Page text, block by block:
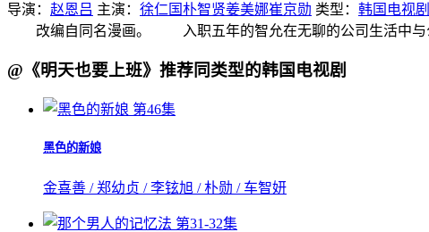
导演： 赵恩吕 主演： 徐仁国朴智贤姜美娜崔京勋 类型： 韩国电视剧
改编自同名漫画。 入职五年的智允在无聊的公司生活中与公
@《明天也要上班》推荐同类型的韩国电视剧
第46集
黑色的新娘
金喜善 / 郑幼贞 / 李铉旭 / 朴勋 / 车智妍
第31-32集